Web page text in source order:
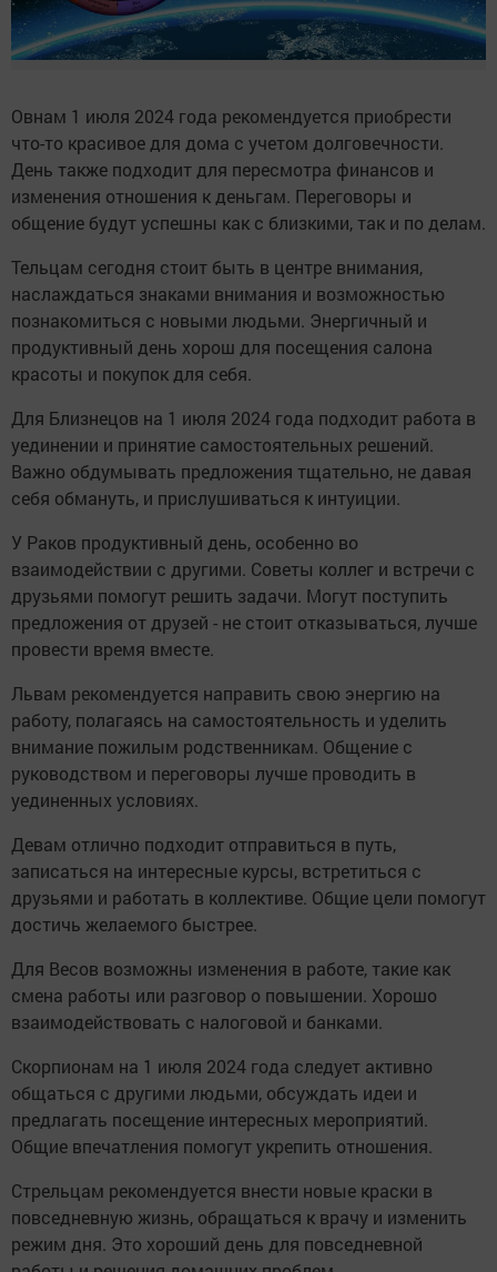
Овнам 1 июля 2024 года рекомендуется приобрести
что-то красивое для дома с учетом долговечности.
День также подходит для пересмотра финансов и
изменения отношения к деньгам. Переговоры и
общение будут успешны как с близкими, так и по делам.
Тельцам сегодня стоит быть в центре внимания,
наслаждаться знаками внимания и возможностью
познакомиться с новыми людьми. Энергичный и
продуктивный день хорош для посещения салона
красоты и покупок для себя.
Для Близнецов на 1 июля 2024 года подходит работа в
уединении и принятие самостоятельных решений.
Важно обдумывать предложения тщательно, не давая
себя обмануть, и прислушиваться к интуиции.
У Раков продуктивный день, особенно во
взаимодействии с другими. Советы коллег и встречи с
друзьями помогут решить задачи. Могут поступить
предложения от друзей - не стоит отказываться, лучше
провести время вместе.
Львам рекомендуется направить свою энергию на
работу, полагаясь на самостоятельность и уделить
внимание пожилым родственникам. Общение с
руководством и переговоры лучше проводить в
уединенных условиях.
Девам отлично подходит отправиться в путь,
записаться на интересные курсы, встретиться с
друзьями и работать в коллективе. Общие цели помогут
достичь желаемого быстрее.
Для Весов возможны изменения в работе, такие как
смена работы или разговор о повышении. Хорошо
взаимодействовать с налоговой и банками.
Скорпионам на 1 июля 2024 года следует активно
общаться с другими людьми, обсуждать идеи и
предлагать посещение интересных мероприятий.
Общие впечатления помогут укрепить отношения.
Стрельцам рекомендуется внести новые краски в
повседневную жизнь, обращаться к врачу и изменить
режим дня. Это хороший день для повседневной